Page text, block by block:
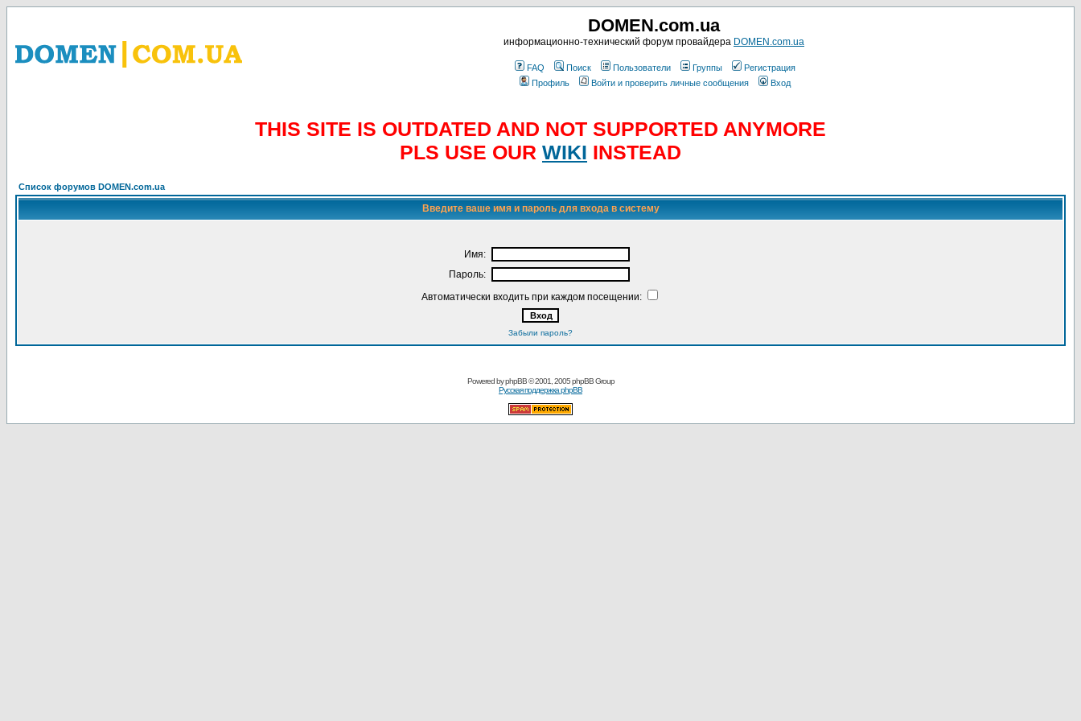
DOMEN.com.ua
информационно-технический форум провайдера DOMEN.com.ua
FAQ Поиск Пользователи Группы
Регистрация
Профиль
Войти и проверить личные сообщения Вход
THIS SITE IS OUTDATED AND NOT SUPPORTED ANYMORE
PLS USE OUR WIKI INSTEAD
Список форумов DOMEN.com.ua
Введите ваше имя и пароль для входа в систему
Имя:
Пароль:
Автоматически входить при каждом посещении:
Забыли пароль?
Powered byphpBB© 2001, 2005 phpBB Group
Русская поддержка phpBB